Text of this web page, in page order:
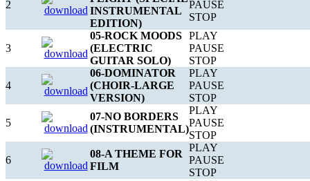
2
INSTRUMENTAL
EDITION)
PAUSE
STOP
3
05-ROCK MOODS
(ELECTRIC
GUITAR SOLO)
PLAY
PAUSE
STOP
4
06-DOMINATOR
(CHOIR-LARGE
VERSION)
PLAY
PAUSE
STOP
5
07-NO BORDERS
(INSTRUMENTAL)
PLAY
PAUSE
STOP
6
08-A THEME FOR
FILM
PLAY
PAUSE
STOP